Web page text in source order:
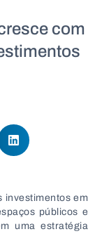
com
investimentos em
públicos e
uma estratégia